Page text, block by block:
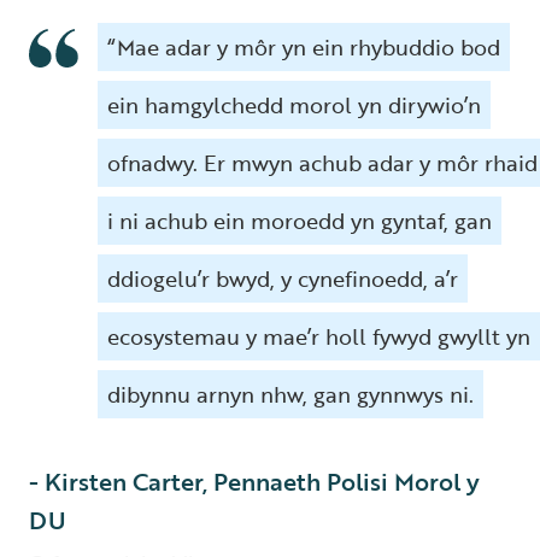
“Mae adar y môr yn ein rhybuddio bod
ein hamgylchedd morol yn dirywio’n
ofnadwy. Er mwyn achub adar y môr rhaid
i ni achub ein moroedd yn gyntaf, gan
ddiogelu’r bwyd, y cynefinoedd, a’r
ecosystemau y mae’r holl fywyd gwyllt yn
dibynnu arnyn nhw, gan gynnwys ni.
- Kirsten Carter, Pennaeth Polisi Morol y
DU